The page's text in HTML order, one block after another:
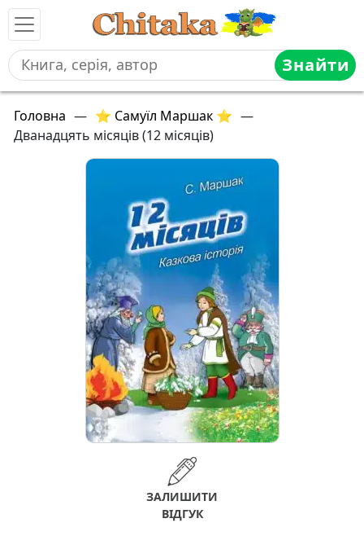
Знайти
Головна — ⭐ Самуїл Маршак ⭐ —
Дванадцять місяців (12 місяців)
ЗАЛИШИТИ
ВІДГУК